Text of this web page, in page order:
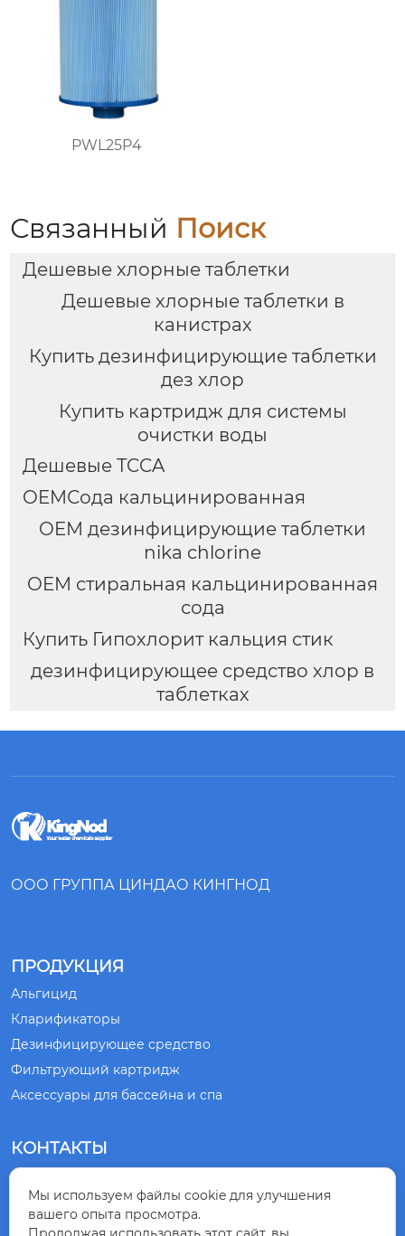
PWL25P4
Связанный Поиск
Дешевые хлорные таблетки
Дешевые хлорные таблетки в
канистрах
Купить дезинфицирующие таблетки
дез хлор
Купить картридж для системы
очистки воды
Дешевые TCCA
OEMСода кальцинированная
OEM дезинфицирующие таблетки
nika chlorine
OEM стиральная кальцинированная
сода
Купить Гипохлорит кальция стик
дезинфицирующее средство хлор в
таблетках
ООО ГРУППА ЦИНДАО КИНГНОД
ПРОДУКЦИЯ
Альгицид
Кларификаторы
Дезинфицирующее средство
Фильтрующий картридж
Аксессуары для бассейна и спа
КОНТАКТЫ

ПРОВИНЦИЯ ШАНЬДУН, КИТАЙ
Мы используем файлы cookie для улучшения
вашего опыта просмотра.